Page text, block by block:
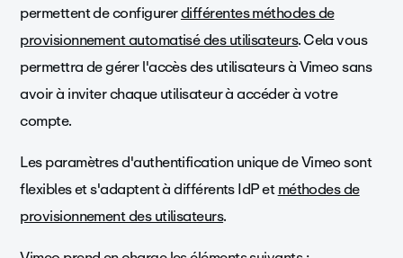
permettent de configurerdifférentes méthodes de
provisionnement automatisé des utilisateurs. Cela vous
permettra de gérer l'accès des utilisateurs à Vimeo sans
avoir à inviter chaque utilisateur à accéder à votre
compte.
Les paramètres d'authentification unique de Vimeo sont
flexibles et s'adaptent à différents IdP etméthodes de
provisionnement des utilisateurs.